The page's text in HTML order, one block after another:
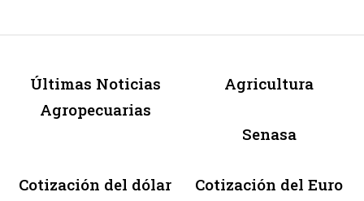
Últimas Noticias
Agropecuarias
Agricultura
Senasa
Cotización del dólar Cotización del Euro